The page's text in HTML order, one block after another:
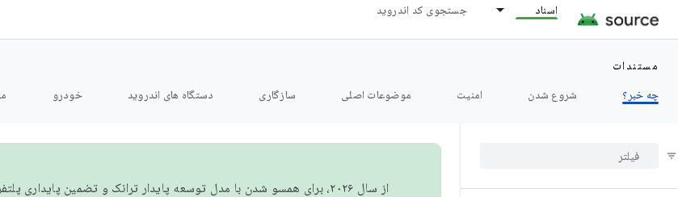
اسناد جستجوی کد اندروید
مستندات
چه خبر؟
شروع شدن امنیت موضوعات اصلی سازگاری دستگاه های اندروید خودرو
از سال ۲۰۲۶، برای همسو شدن با مدل توسعه پایدار ترانک و تضمین